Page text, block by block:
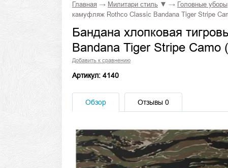
Главная → Милитари стиль ▼ → Головные уборы
камуфляж Rothco Classic Bandana Tiger Stripe
Бандана хлопковая
Bandana Tiger Stripe Camo
Добавить к сравнению
Артикул: 4140
Обзор Отзывы 0